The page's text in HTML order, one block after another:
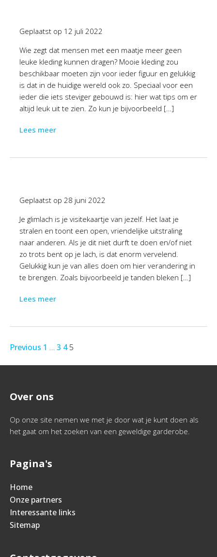
Geplaatst op 12 juli 2022
Wie zegt dat mensen met een maatje meer geen
leuke kleding kunnen dragen? Mooie kleding zou
beschikbaar moeten zijn voor ieder figuur en gelukkig
is dat in de huidige wereld ook zo. Speciaal voor een
ieder die iets steviger gebouwd is: hier wat tips om er
altijd leuk uit te zien. Zo kun je bijvoorbeeld […]
Lees meer
Geplaatst op 28 juni 2022
Je glimlach is je visitekaartje van jezelf. Het laat je
stralen en toont een open, vriendelijke uitstraling
naar anderen. Als je dit niet durft te doen en/of niet
zo trots bent op je lach, is dat enorm vervelend.
Gelukkig kun je van alles doen om hier verandering in
te brengen. Zoals bijvoorbeeld je tanden bleken […]
Lees meer
Previous 1 … 3 4 5
Over ons
Op onze site nemen we met je door wat je kunt doen als
het gaat om het zoeken van een geweldige garderobe.
Pagina's
Home
Onze partners
Interessante links
Sitemap